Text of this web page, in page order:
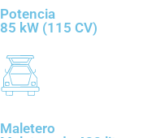
Potencia
85 kW (115 CV)
Maletero